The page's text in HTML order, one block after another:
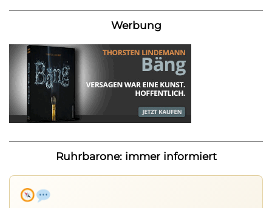
Werbung
Ruhrbarone: immer informiert